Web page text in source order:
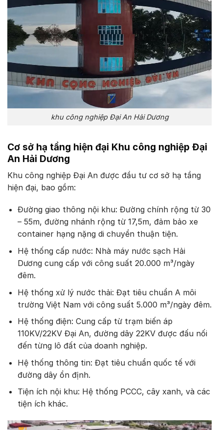
khu công nghiệp Đại An Hải Dương
Cơ sở hạ tầng hiện đại Khu công nghiệp Đại
An Hải Dương
Khu công nghiệp Đại An được đầu tư cơ sở hạ tầng
hiện đại, bao gồm:
Đường giao thông nội khu: Đường chính rộng từ 30
– 55m, đường nhánh rộng từ 17,5m, đảm bảo xe
container hạng nặng di chuyển thuận tiện.
Hệ thống cấp nước: Nhà máy nước sạch Hải
Dương cung cấp với công suất 20.000 m³/ngày
đêm.
Hệ thống xử lý nước thải: Đạt tiêu chuẩn A môi
trường Việt Nam với công suất 5.000 m³/ngày đêm.
Hệ thống điện: Cung cấp từ trạm biến áp
110KV/22KV Đại An, đường dây 22KV được đấu nối
đến từng lô đất của doanh nghiệp.
Hệ thống thông tin: Đạt tiêu chuẩn quốc tế với
đường dây ổn định.
Tiện ích nội khu: Hệ thống PCCC, cây xanh, và các
tiện ích khác.